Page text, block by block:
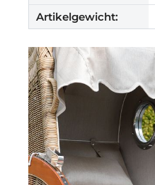
Artikelgewicht: